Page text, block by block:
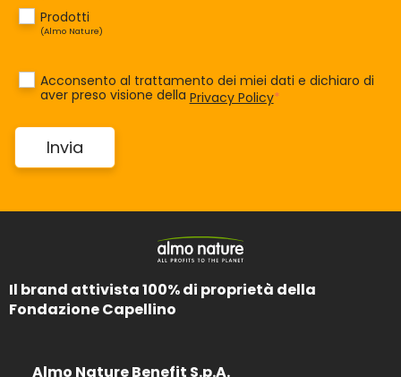
Prodotti
(Almo Nature)
Acconsento al trattamento dei miei dati e dichiaro di
aver preso visione della Privacy Policy*
Il brand attivista 100% di proprietà della
Fondazione Capellino
Almo Nature Benefit S.p.A.